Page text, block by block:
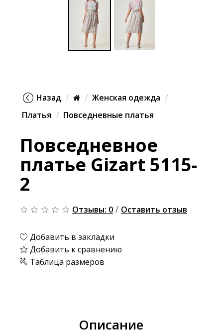
Назад
Женская одежда
Платья
Повседневные платья
Повседневное
платье Gizart 5115-
2
Отзывы: 0 / Оставить отзыв
Добавить в закладки
Добавить к сравнению
Таблица размеров
Описание